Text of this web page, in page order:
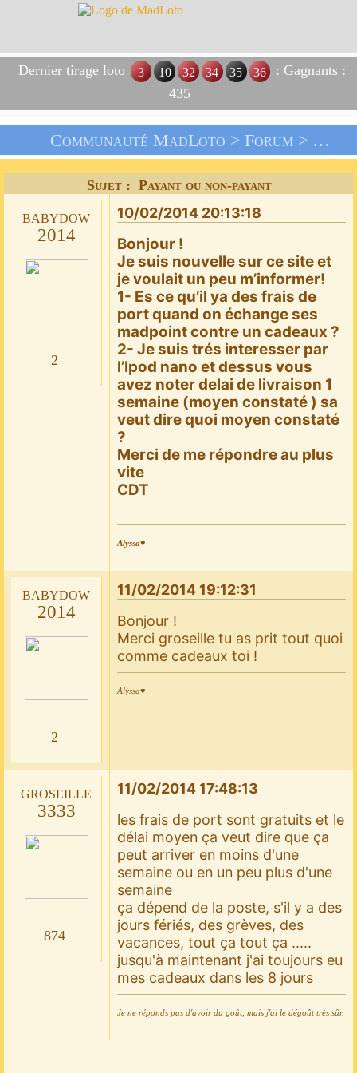
Dernier tirage loto 3 10 32 34 35 36
: Gagnants :
435
Communauté MadLoto > Forum> Les
Sujet : Payant ou non-payant
babydow
2014
2
10/02/2014 20:13:18
Bonjour !
Je suis nouvelle sur ce site et
je voulait un peu m’informer!
1- Es ce qu’il ya des frais de
port quand on échange ses
madpoint contre un cadeaux ?
2- Je suis trés interesser par
l’Ipod nano et dessus vous
avez noter delai de livraison 1
semaine (moyen constaté ) sa
veut dire quoi moyen constaté
?
Merci de me répondre au plus
vite
CDT
Alyssa♥
babydow
2014
2
11/02/2014 19:12:31
Bonjour !
Merci groseille tu as prit tout quoi
comme cadeaux toi !
Alyssa♥
groseille
3333
874
11/02/2014 17:48:13
les frais de port sont gratuits et le
délai moyen ça veut dire que ça
peut arriver en moins d'une
semaine ou en un peu plus d'une
semaine
ça dépend de la poste, s'il y a des
jours fériés, des grèves, des
vacances, tout ça tout ça .....
jusqu'à maintenant j'ai toujours eu
mes cadeaux dans les 8 jours
Je ne réponds pas d'avoir du goût, mais j'ai le dégoût très sûr.